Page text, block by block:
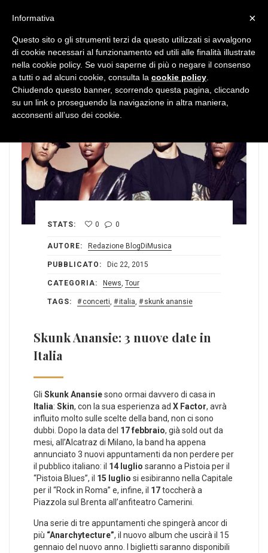
STATS: 0 0
AUTORE: Redazione BlogDiMusica
PUBBLICATO: Dic 22, 2015
CATEGORIA: News Tour
TAGS: concerti italia skunk anansie
Skunk Anansie: 3 nuove date in
Italia
Gli Skunk Anansiesono ormai davvero di casa in
Italia: Skin, con la sua esperienza ad X Factor, avrà
influito molto sulle scelte della band, non ci sono
dubbi. Dopo la data del 17 febbraio, già sold out da
mesi, all’Alcatraz di Milano, la band ha appena
annunciato 3 nuovi appuntamenti da non perdere per
il pubblico italiano: il 14 luglio saranno a Pistoia per il
“Pistoia Blues”, il 15 luglio si esibiranno nella Capitale
per il “Rock in Roma” e, infine, il 17toccherà a
Piazzola sul Brenta all’anfiteatro Camerini.
Una serie di tre appuntamenti che spingerà ancor di
più “Anarchytecture”, il nuovo album che uscirà il 15
gennaio del nuovo anno. I biglietti saranno disponibili
×
Informativa
Questo sito o gli strumenti terzi da questo utilizzati si avvalgono
di cookie necessari al funzionamento ed utili alle finalità illustrate
nella cookie policy. Se vuoi saperne di più o negare il consenso
a tutti o ad alcuni cookie, consulta la cookie policy
Chiudendo questo banner, scorrendo questa pagina, cliccando
su un link o proseguendo la navigazione in altra maniera,
acconsenti all’uso dei cookie.